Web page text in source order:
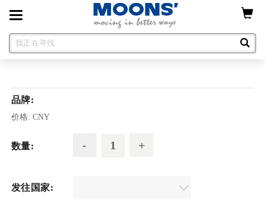
Toggle
navigation
品牌:
价格: CNY
数量:
发往国家: